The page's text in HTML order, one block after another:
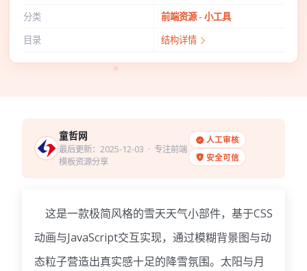
分类
前端资源 - 小工具
目录
结构详情
童哲网
最后更新：2025-12-03 · 专注前端
模板资源分享
人工审核
安全可信
这是一款极简风格的雪天天气小部件，基于CSS
动画与JavaScript交互实现，通过模糊背景图与动
态粒子营造出真实感十足的降雪氛围。太阳与月